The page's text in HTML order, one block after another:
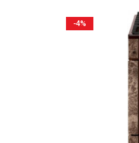
-4%